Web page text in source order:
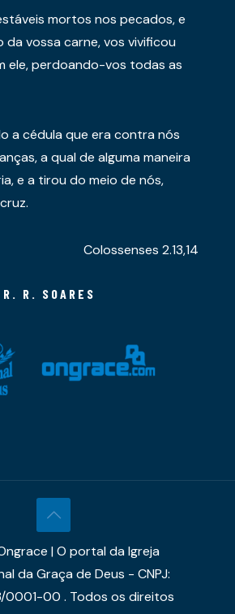
mortos nos pecados, e
da vossa carne, vos vivificou
ele, perdoando-vos todas as
a cédula que era contra nós
a qual de alguma maneira
e a tirou do meio de nós,
Colossenses 2.13,14
R. SOARES
| O portal da Igreja
da Graça de Deus - CNPJ:
0001-00 . Todos os direitos